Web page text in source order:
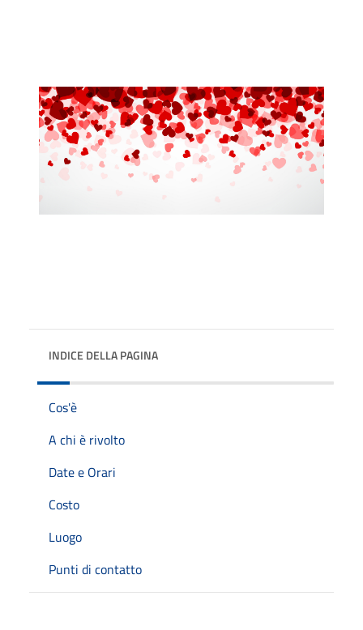
INDICE DELLA PAGINA
Cos'è
A chi è rivolto
Date e Orari
Costo
Luogo
Punti di contatto